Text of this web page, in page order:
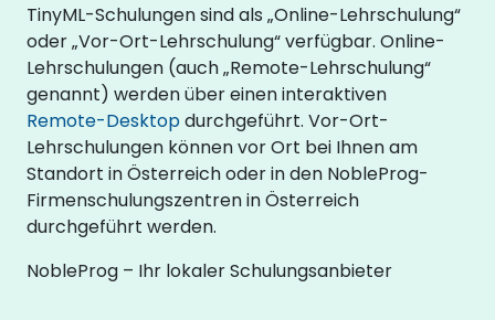
TinyML-Schulungen sind als „Online-Lehrschulung“
oder „Vor-Ort-Lehrschulung“ verfügbar. Online-
Lehrschulungen (auch „Remote-Lehrschulung“
genannt) werden über einen interaktiven
Remote-Desktopdurchgeführt. Vor-Ort-
Lehrschulungen können vor Ort bei Ihnen am
Standort in Österreich oder in den NobleProg-
Firmenschulungszentren in Österreich
durchgeführt werden.
NobleProg – Ihr lokaler Schulungsanbieter